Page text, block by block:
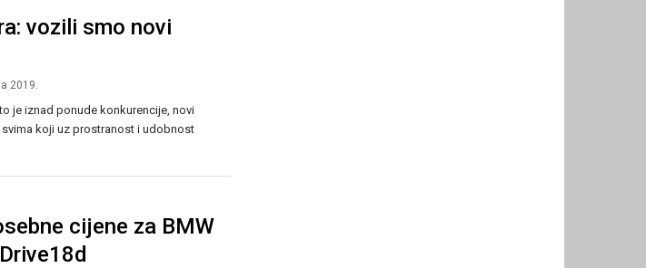
vozili smo novi
2019.
je iznad ponude konkurencije, novi
koji uz prostranost i udobnost
cijene za BMW